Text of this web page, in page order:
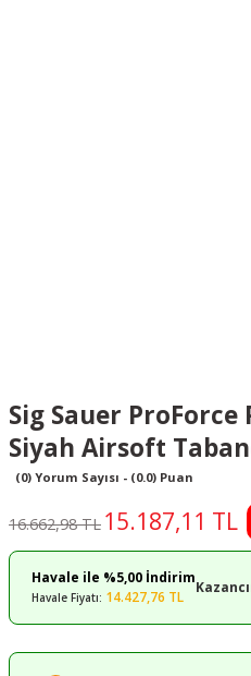
Sig Sauer ProForce
Siyah Airsoft
(0) Yorum Sayısı - (0.0) Puan
16.662,98 TL 15.187,11 TL
Havale ile %5,00 İndirim
Havale Fiyatı: 14.427,76 TL